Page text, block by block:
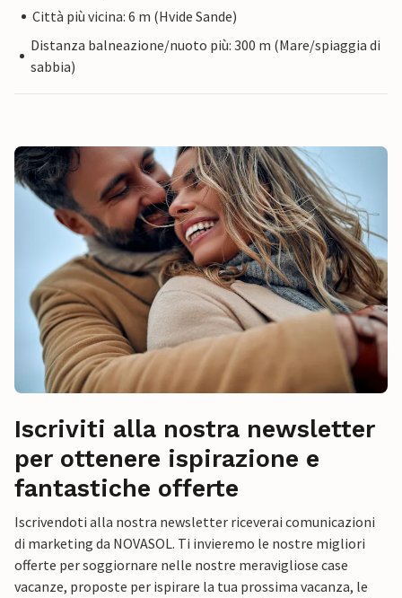
Città più vicina: 6 m (Hvide Sande)
Distanza balneazione/nuoto più: 300 m (Mare/spiaggia di
sabbia)
Iscriviti alla nostra newsletter
per ottenere ispirazione e
fantastiche offerte
Iscrivendoti alla nostra newsletter riceverai comunicazioni
di marketing da NOVASOL. Ti invieremo le nostre migliori
offerte per soggiornare nelle nostre meravigliose case
vacanze, proposte per ispirare la tua prossima vacanza, le